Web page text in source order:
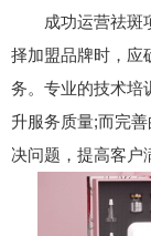
成功运营祛斑项
择加盟品牌时，应
务。专业的技术培
升服务质量;而完
决问题，提高客户